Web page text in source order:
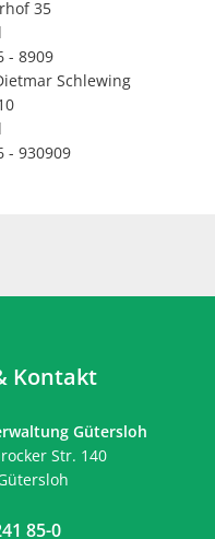
35
- 8909
Schlewing
- 930909
Kontakt
Gütersloh
Str. 140
85-0